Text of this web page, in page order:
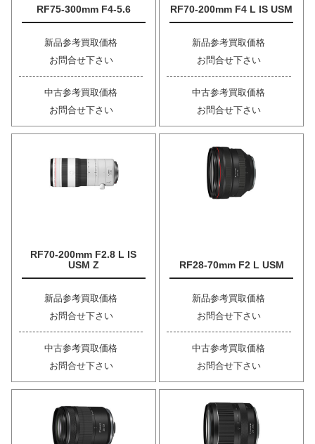
RF75-300mm F4-5.6
新品参考買取価格
お問合せ下さい
中古参考買取価格
お問合せ下さい
RF70-200mm F4 L IS USM
新品参考買取価格
お問合せ下さい
中古参考買取価格
お問合せ下さい
RF70-200mm F2.8 L IS
USM Z
新品参考買取価格
お問合せ下さい
中古参考買取価格
お問合せ下さい
RF28-70mm F2 L USM
新品参考買取価格
お問合せ下さい
中古参考買取価格
お問合せ下さい